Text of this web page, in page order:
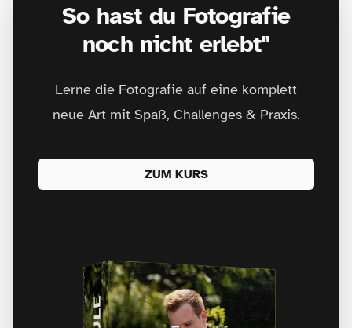
So hast du Fotografie
noch nicht erlebt"
Lerne die Fotografie auf eine komplett
neue Art mit Spaß, Challenges & Praxis.
ZUM KURS